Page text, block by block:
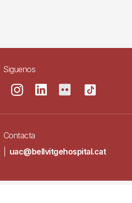
Siguenos
Contacta
uac@bellvitgehospital.cat